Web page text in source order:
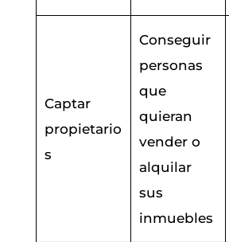
Captar
propietario
s
Conseguir
personas
que
quieran
vender o
alquilar
sus
inmuebles